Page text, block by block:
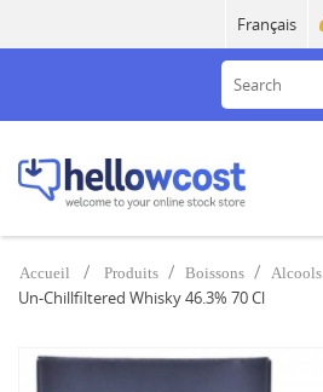
Français
Accueil Produits Boissons Alcools
Un-Chillfiltered Whisky 46.3% 70 Cl